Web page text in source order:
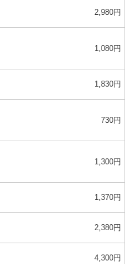
2,980円
1,080円
1,830円
730円
1,300円
1,370円
2,380円
4,300円